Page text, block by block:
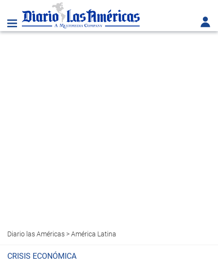
Diario las Américas>América Latina
CRISIS ECONÓMICA